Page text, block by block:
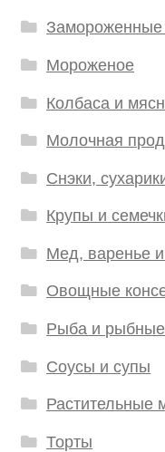
Замороженные
Мороженое
Колбаса и
Молочная
Снэки,
Крупы и
Мед, варенье
Овощные
Рыба и
Соусы и супы
Растительные
Торты